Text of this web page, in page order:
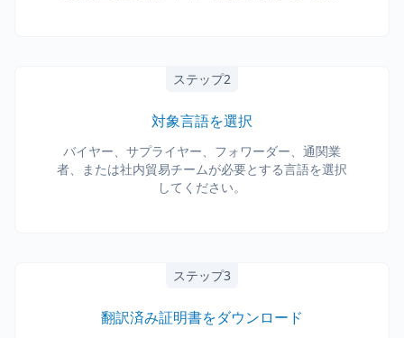
ステップ2
対象言語を選択
バイヤー、サプライヤー、フォワーダー、通関業
者、または社内貿易チームが必要とする言語を選択
してください。
ステップ3
翻訳済み証明書をダウンロード